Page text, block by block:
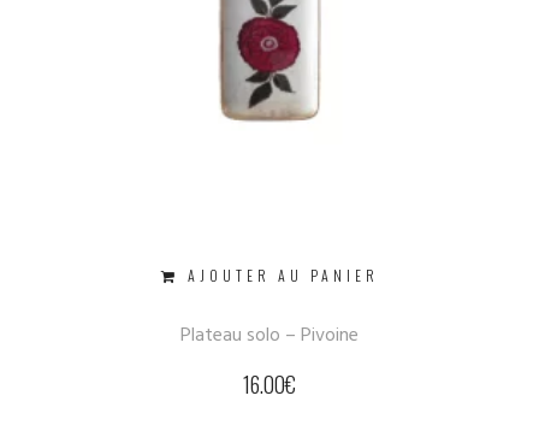
AJOUTER AU PANIER
Plateau solo – Pivoine
16.00€